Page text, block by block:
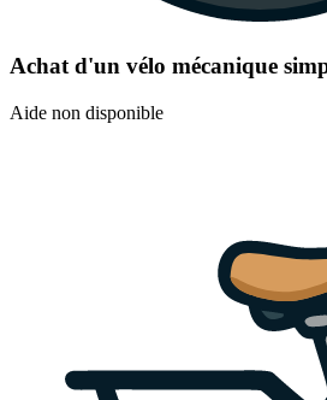
Achat d'un vélo mécanique
Aide non disponible